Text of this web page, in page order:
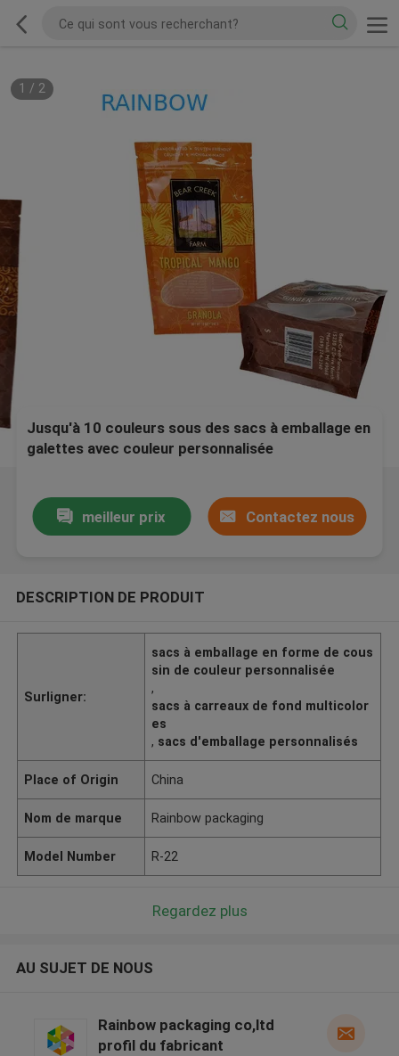
1 / 2
Jusqu'à 10 couleurs sous des sacs à emballage en
galettes avec couleur personnalisée
meilleur prix Contactez nous
DESCRIPTION DE PRODUIT
Surligner:
sacs à emballage en forme de cous
sin de couleur personnalisée
,
sacs à carreaux de fond multicolor
es
, sacs d'emballage personnalisés
Place of Origin China
Nom de marque Rainbow packaging
Model Number R-22
Regardez plus
AU SUJET DE NOUS
Rainbow packaging co,ltd
profil du fabricant